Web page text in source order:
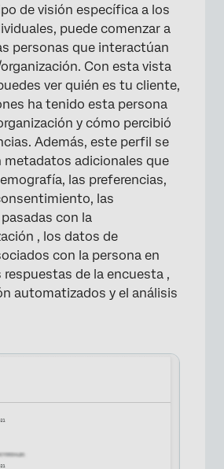
de visión específica a los
puede comenzar a
personas que interactúan
Con esta vista
ver quién es tu cliente,
ha tenido esta persona
y cómo percibió
Además, este perfil se
metadatos adicionales que
las preferencias,
las
con la
, los datos de
con la persona en
de la encuesta ,
automatizados y el análisis